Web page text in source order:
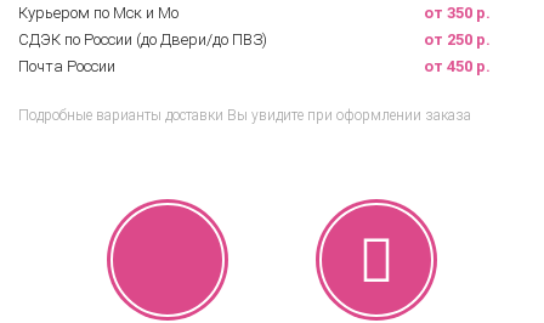
Курьером по Мск и Мо
от 350 р.
СДЭК по России (до Двери/до ПВЗ)
от 250 р.
Почта России
от 450 р.
Подробные варианты доставки Вы увидите при оформлении заказа